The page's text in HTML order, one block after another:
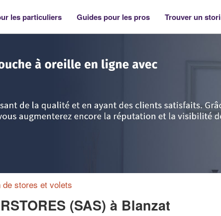
les particuliers Guides pour les pros Trouver un
stores et volets
(SAS) à Blanzat